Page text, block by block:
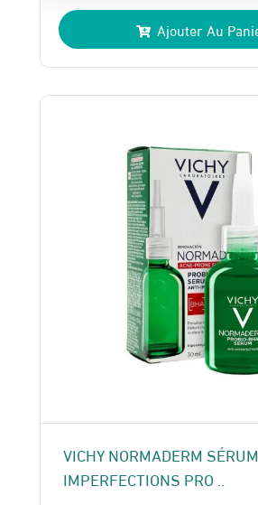
prix
initial
était :
119 Dhs.
prix
actuel
est :
105 Dhs.
Ajouter Au
VICHY NORMADERM
IMPERFECTIONS PRO ..